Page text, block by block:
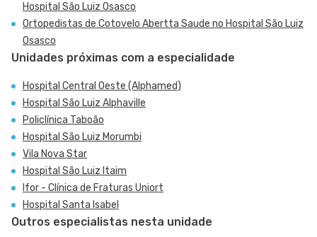
Hospital São Luiz Osasco
Ortopedistas de Cotovelo Abertta Saude no Hospital São Luiz
Osasco
Unidades próximas com a especialidade
Hospital Central Oeste (Alphamed)
Hospital São Luiz Alphaville
Policlínica Taboão
Hospital São Luiz Morumbi
Vila Nova Star
Hospital São Luiz Itaim
Ifor - Clínica de Fraturas Uniort
Hospital Santa Isabel
Outros especialistas nesta unidade